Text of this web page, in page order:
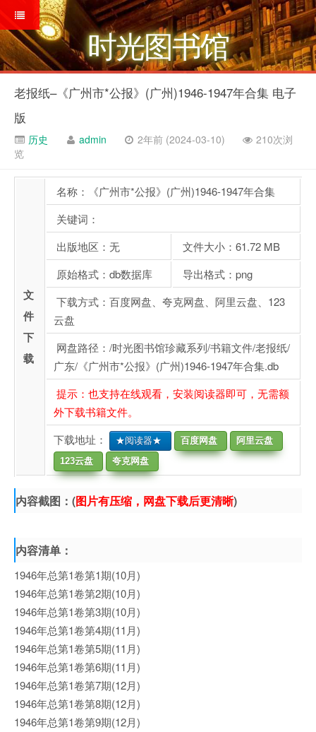
时光图书馆
老报纸–《广州市*公报》(广州)1946-1947年合集 电子
版
历史 admin 2年前 (2024-03-10)
210次浏
览
文
件
下
载
名称：《广州市*公报》(广州)1946-1947年合集
关键词：
出版地区：无
文件大小：61.72 MB
原始格式：db数据库
导出格式：png
下载方式：百度网盘、夸克网盘、阿里云盘、123
云盘
网盘路径：/时光图书馆珍藏系列/书籍文件/老报纸/
广东/《广州市*公报》(广州)1946-1947年合集.db
提示：也支持在线观看，安装阅读器即可，无需额
外下载书籍文件。
下载地址：
★阅读器★ 百度网盘
阿里云盘
123云盘
夸克网盘
内容截图：(图片有压缩，网盘下载后更清晰)
内容清单：
1946年总第1卷第1期(10月)
1946年总第1卷第2期(10月)
1946年总第1卷第3期(10月)
1946年总第1卷第4期(11月)
1946年总第1卷第5期(11月)
1946年总第1卷第6期(11月)
1946年总第1卷第7期(12月)
1946年总第1卷第8期(12月)
1946年总第1卷第9期(12月)